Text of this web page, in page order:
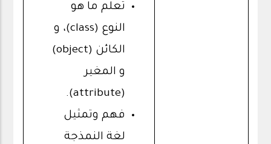
تعلم ما هو
النوع (class)، و
الكائن (object)
و المغير
(attribute).
فهم وتمثيل
لغة النمذجة